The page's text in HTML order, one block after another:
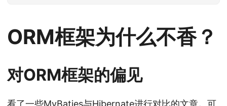
ORM框架为什么不香？
对ORM框架的偏见
看了一些MyBaties与Hibernate进行对比的文章。可